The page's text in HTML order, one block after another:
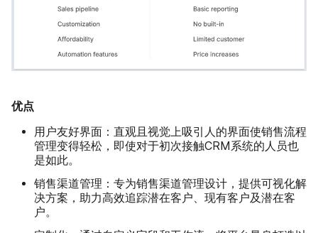
优点
用户友好界面： 直观且视觉上吸引人的界面使销售流程
管理变得轻松，即使对于初次接触CRM系统的人员也
是如此。
销售渠道管理： 专为销售渠道管理设计，提供可视化解
决方案，助力高效追踪潜在客户、现有客户及潜在客
户。